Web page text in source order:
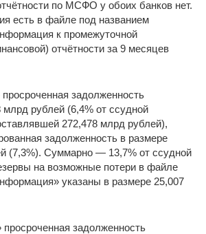
по МСФО у обоих банков нет.
есть в файле под названием
к промежуточной
отчётности за 9 месяцев
задолженность
млрд рублей (6,4% от ссудной
272,478 млрд рублей),
задолженность в размере
(7,3%). Суммарно — 13,7% от ссудной
на возможные потери в файле
указаны в размере 25,007
задолженность